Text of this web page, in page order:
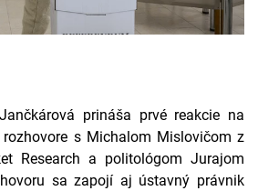
prináša prvé reakcie na
s Michalom Mislovičom z
Research a politológom Jurajom
sa zapojí aj ústavný právnik